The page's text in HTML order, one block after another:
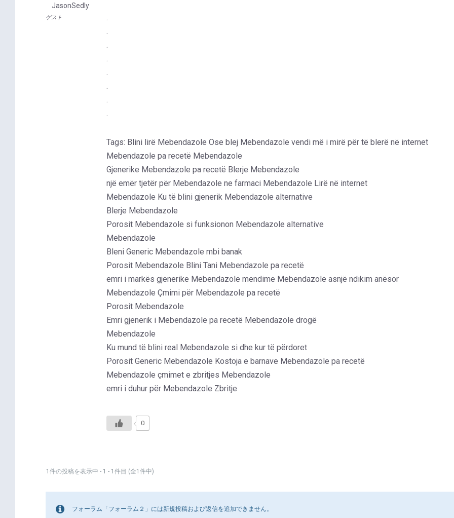
JasonSedly
ゲスト
.
.
.
.
.
.
.
.
Tags: Blini lirë Mebendazole Ose blej Mebendazole vendi më i mirë për të blerë në internet
Mebendazole pa recetë Mebendazole
Gjenerike Mebendazole pa recetë Blerje Mebendazole
një emër tjetër për Mebendazole ne farmaci Mebendazole Lirë në internet
Mebendazole Ku të blini gjenerik Mebendazole alternative
Blerje Mebendazole
Porosit Mebendazole si funksionon Mebendazole alternative
Mebendazole
Bleni Generic Mebendazole mbi banak
Porosit Mebendazole Blini Tani Mebendazole pa recetë
emri i markës gjenerike Mebendazole mendime Mebendazole asnjë ndikim anësor
Mebendazole Çmimi për Mebendazole pa recetë
Porosit Mebendazole
Emri gjenerik i Mebendazole pa recetë Mebendazole drogë
Mebendazole
Ku mund të blini real Mebendazole si dhe kur të përdoret
Porosit Generic Mebendazole Kostoja e barnave Mebendazole pa recetë
Mebendazole çmimet e zbritjes Mebendazole
emri i duhur për Mebendazole Zbritje
0
1件の投稿を表示中 - 1 - 1件目 (全1件中)
フォーラム「フォーラム２」には新規投稿および返信を追加できません。